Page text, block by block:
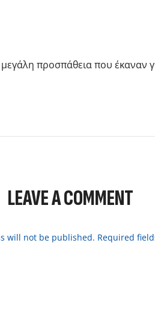
προσπάθεια που έκαναν
LEAVE A COMMENT
will not be published. Required